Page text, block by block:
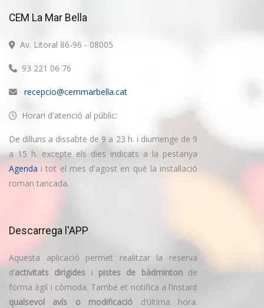
CEM La Mar Bella
Av. Litoral 86-96 - 08005
93 221 06 76
recepcio@cemmarbella.cat
Horari d'atenció al públic:
De dilluns a dissabte de 9 a 23 h. i diumenge de 9
a 15 h. excepte els dies indicats a la pestanya
Agenda i tot el mes d'agost en què la instal·lació
roman tancada.
Descarrega l'APP
Aquesta aplicació permet realitzar la reserva
d’activitats dirigides i pistes de bàdmintonde
forma àgil i còmoda. També et notifica a l’instant
qualsevol avís o modificació d’última hora.